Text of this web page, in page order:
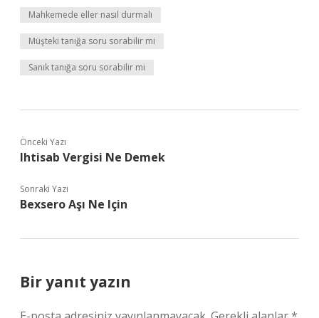
Mahkemede eller nasıl durmalı
Müşteki tanığa soru sorabilir mi
Sanık tanığa soru sorabilir mi
Önceki Yazı
Ihtisab Vergisi Ne Demek
Sonraki Yazı
Bexsero Aşı Ne Için
Bir yanıt yazın